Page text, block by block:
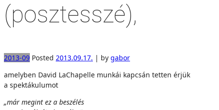
(posztesszé),
2013-09 Posted 2013.09.17. | by gabor
amelyben David LaChapelle munkái kapcsán tetten érjük
a spektákulumot
„már megint ez a beszélés